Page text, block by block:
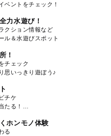
ベントをチェック！
力水遊び！
クション情報など
ル＆水遊びスポット
！
チェック
思いっきり遊ぼう♪
チケ
たる！
ホンモノ体験
る